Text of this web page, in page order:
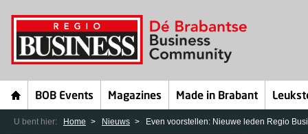
BOB Events Magazines Made in Brabant
U bent hier: Home Nieuws Even voorstellen: Nieuwe leden Regio